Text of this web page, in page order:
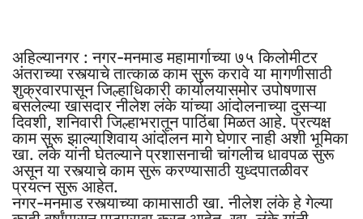
अहिल्यानगर : नगर-मनमाड महामार्गाच्या ७५ किलोमीटर
अंतराच्या रस्त्याचे तात्काळ काम सुरू करावे या मागणीसाठी
शुक्रवारपासून जिल्हाधिकारी कार्यालयासमोर उपोषणास
बसलेल्या खासदार नीलेश लंके यांच्या आंदोलनाच्या दुसऱ्या
दिवशी, शनिवारी जिल्हाभरातून पाठिंबा मिळत आहे. प्रत्यक्ष
काम सुरू झाल्याशिवाय आंदोलन मागे घेणार नाही अशी भूमिका
खा. लंके यांनी घेतल्याने प्रशासनाची चांगलीच धावपळ सुरू
असून या रस्त्याचे काम सुरू करण्यासाठी युध्दपातळीवर
प्रयत्न सुरू आहेत.
नगर-मनमाड रस्त्याच्या कामासाठी खा. नीलेश लंके हे गेल्या